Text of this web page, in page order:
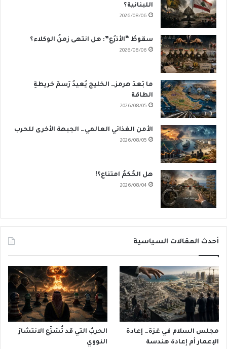
اللبنانية؟
2026/08/06
سقوطُ “الأذرُع”: هل انتهى زمنُ الوكلاء؟
2026/08/06
ما بَعدَ هرمز… الخليج يُعيدُ رَسمَ خريطةِ
الطاقة
2026/08/05
الأمن الغذائي العالمي… الجبهة الأخرى للحرب
2026/08/05
هل الحُكمُ امتناع؟!
2026/08/04
أحدث المقالات السياسية
مجلس السلام في غزة… إعادة
الإعمار أم إعادة هندسة
الحربُ التي قد تُسَرِّع الانتشارَ
النووي